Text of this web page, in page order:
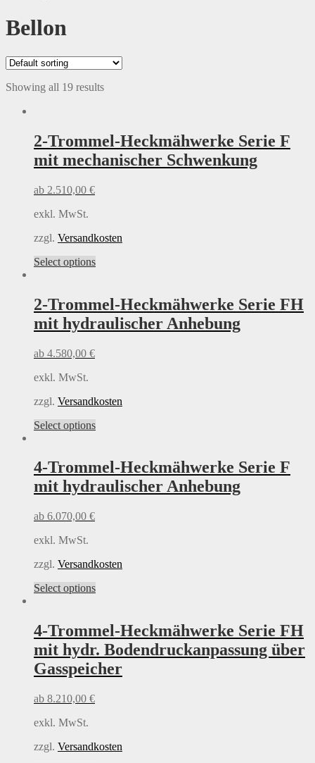
Bellon
Showing all 19 results
2-Trommel-Heckmähwerke Serie F
mit mechanischer Schwenkung
ab 2.510,00 €
exkl. MwSt.
zzgl. Versandkosten
Select optionsThis
multiple
variants.
The
the
page
2-Trommel-Heckmähwerke Serie FH
mit hydraulischer Anhebung
ab 4.580,00 €
exkl. MwSt.
zzgl. Versandkosten
Select optionsThis
multiple
variants.
The
the
page
4-Trommel-Heckmähwerke Serie F
mit hydraulischer Anhebung
ab 6.070,00 €
exkl. MwSt.
zzgl. Versandkosten
Select optionsThis
multiple
variants.
The
options
may
page
4-Trommel-Heckmähwerke Serie FH
mit hydr. Bodendruckanpassung über
Gasspeicher
ab 8.210,00 €
exkl. MwSt.
zzgl. Versandkosten